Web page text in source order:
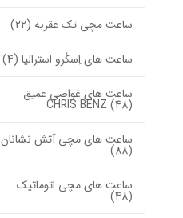
ساعت مچی تک عقربه (22)
ساعت های اِسکُرو استرالیا (4)
ساعت های غواصی عمیق
CHRIS BENZ (48)
ساعت های مچی آتش نشانان
(88)
ساعت های مچی اتوماتیک
(48)